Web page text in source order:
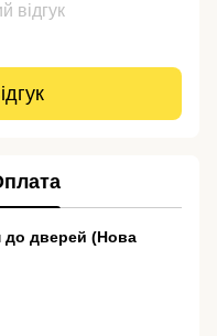
відгук
до дверей (Нова